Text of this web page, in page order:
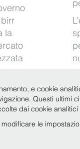
la
e cookie
Questi ultimi
dai cookie
le